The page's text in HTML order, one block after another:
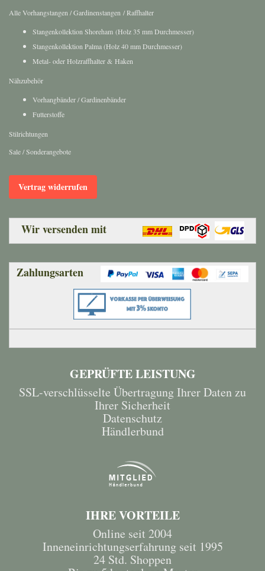
Stangenkollektion Palma (Holz 40 mm Durchmesser)
Metal- oder Holzraffhalter & Haken
Futterstoffe
Vertrag widerrufen
Wir versenden mit​
Zahlungsarten
GEPRÜFTE LEISTUNG
SSL-verschlüsselte Übertragung Ihrer Daten zu
Ihrer Sicherheit
Datenschutz
Händlerbund
Online seit 2004
Inneneinrichtungserfahrung seit 1995
24 Std. Shoppen
Bis zu 5 kostenlose Muster